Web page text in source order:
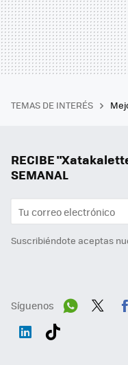
TEMAS DE INTERÉS
RECIBE
SEMANAL
Suscribiéndote aceptas
Síguenos